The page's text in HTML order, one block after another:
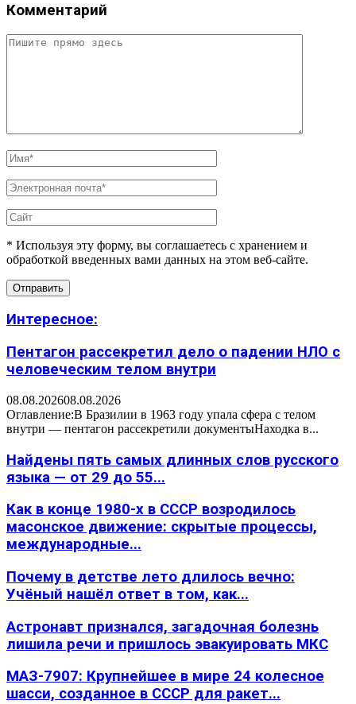
Комментарий
* Используя эту форму, вы соглашаетесь с хранением и
обработкой введенных вами данных на этом веб-сайте.
Интересное:
Пентагон рассекретил дело о падении НЛО с
человеческим телом внутри
08.08.202608.08.2026
Оглавление:В Бразилии в 1963 году упала сфера с телом
внутри — пентагон рассекретили документыНаходка в...
Найдены пять самых длинных слов русского
языка — от 29 до 55...
Как в конце 1980-х в СССР возродилось
масонское движение: скрытые процессы,
международные...
Почему в детстве лето длилось вечно:
Учёный нашёл ответ в том, как...
Астронавт признался, загадочная болезнь
лишила речи и пришлось эвакуировать МКС
МАЗ-7907: Крупнейшее в мире 24 колесное
шасси, созданное в СССР для ракет...